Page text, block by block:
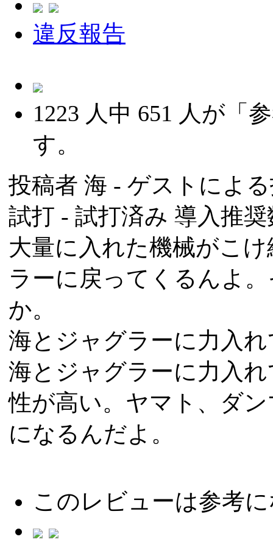
違反報告
1223 人中 651 人が「
す。
投稿者 海 - ゲストによ
試打 - 試打済み 導入推
大量に入れた機械がこ
ラーに戻ってくるんよ
か。
海とジャグラーに力入
海とジャグラーに力入
性が高い。ヤマト、ダ
になるんだよ。
このレビューは参考